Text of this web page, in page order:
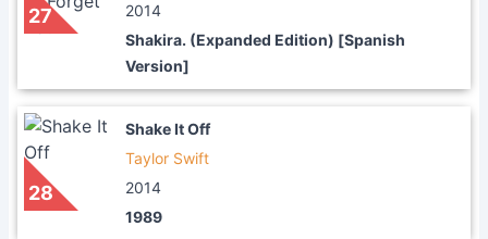
27
2014
Shakira. (Expanded Edition) [Spanish
Version]
28
Shake It Off
Taylor Swift
2014
1989